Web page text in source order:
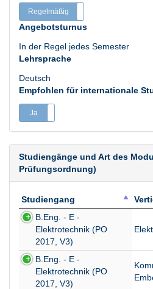
Regelmäßig
Angebotsturnus
In der Regel jedes Semester
Lehrsprache
Deutsch
Empfohlen für internationale
Ja
Studiengänge und Art des
Prüfungsordnung)
Studiengang
Studiengang
B.Eng. - E -
Elektrotechnik (PO
2017, V3)
B.Eng. - E -
Elektrotechnik (PO
2017, V3)